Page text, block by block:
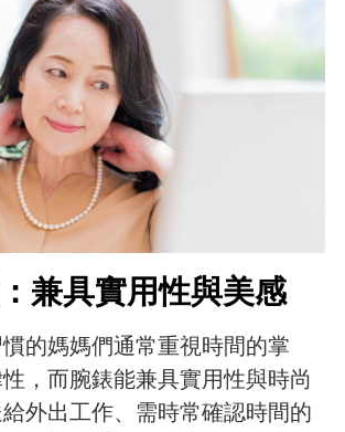
兼具實用性與美感
的媽媽們通常重視時間的掌
，而腕錶能兼具實用性與時尚
外出工作、需時常確認時間的